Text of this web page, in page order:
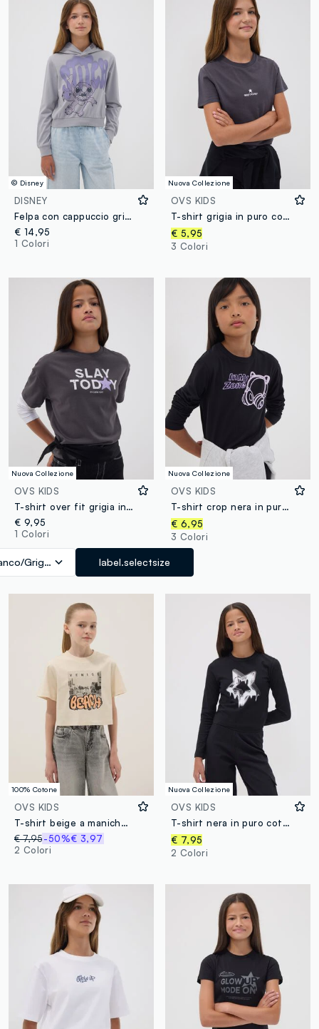
© Disney
DISNEY
Felpa con cappuccio grigia in puro cotone con stampa Lilo & Stitch per ragazza
€ 14,95
1 Colori
Nuova Collezione
OVS KIDS
T-shirt grigia in puro cotone organico con grafica fronte e retro per ragazza
€ 5,95
3 Colori
Nuova Collezione
OVS KIDS
T-shirt over fit grigia in puro cotone a maniche doppie per ragazza
€ 9,95
1 Colori
Grigio label.selectsize
Nuova Collezione
OVS KIDS
T-shirt crop nera in puro cotone organico con collo a costine per ragazza
€ 6,95
3 Colori
100% Cotone
OVS KIDS
T-shirt beige a maniche corte in cotone organico
€ 7,95-50%€ 3,97
2 Colori
Nuova Collezione
OVS KIDS
T-shirt nera in puro cotone organico con collo a costine per ragazza
€ 7,95
2 Colori